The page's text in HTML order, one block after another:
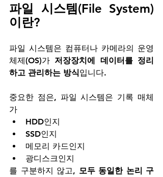
파일 시스템(File System)
이란?
파일 시스템은 컴퓨터나 카메라의 운영
체제(OS)가 저장장치에 데이터를 정리
하고 관리하는 방식입니다.
중요한 점은, 파일 시스템은 기록 매체
가
HDD인지
SSD인지
메모리 카드인지
광디스크인지
를 구분하지 않고, 모두 동일한 논리 구